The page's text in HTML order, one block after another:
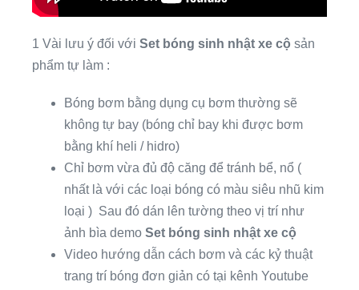
1 Vài lưu ý đối với Set bóng sinh nhật xe cộ sản
phẩm tự làm :
Bóng bơm bằng dụng cụ bơm thường sẽ
không tự bay (bóng chỉ bay khi được bơm
bằng khí heli / hidro)
Chỉ bơm vừa đủ độ căng để tránh bể, nổ (
nhất là với các loại bóng có màu siêu nhũ kim
loại ) Sau đó dán lên tường theo vị trí như
ảnh bìa demo Set bóng sinh nhật xe cộ
Video hướng dẫn cách bơm và các kỷ thuật
trang trí bóng đơn giản có tại kênh Youtube